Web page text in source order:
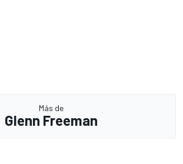
Más de
Glenn Freeman